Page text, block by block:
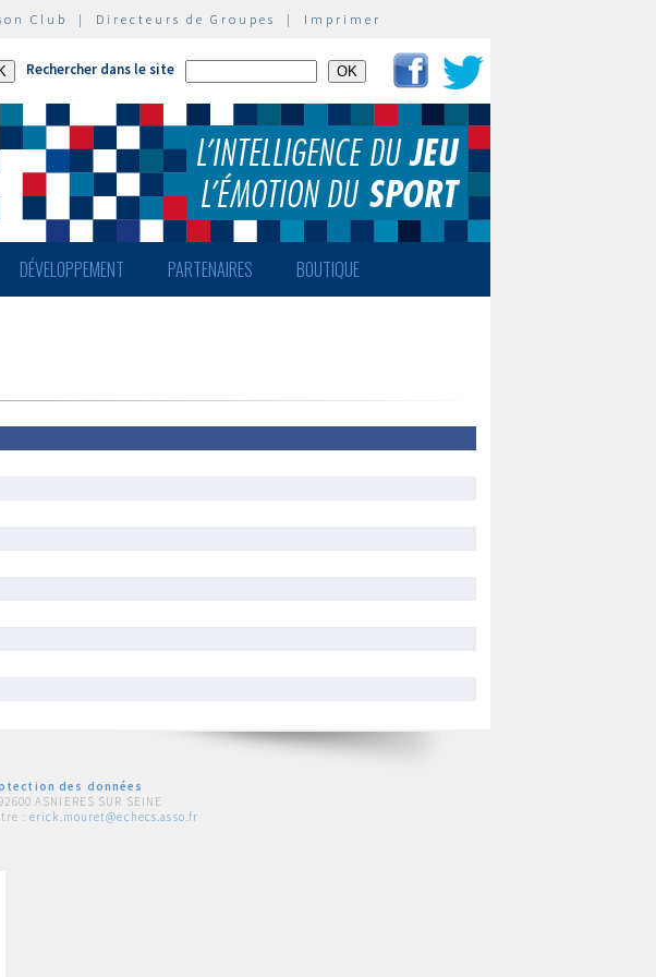
Club | Directeurs de Groupes | Imprimer
Rechercher dans le site
DÉVELOPPEMENT PARTENAIRES BOUTIQUE
des données
ASNIERES SUR SEINE
: erick.mouret@echecs.asso.fr